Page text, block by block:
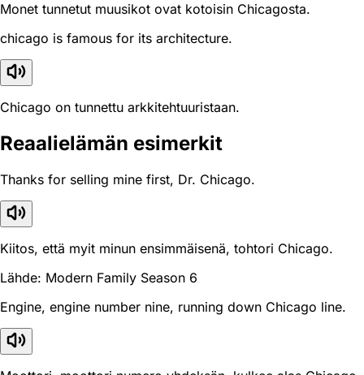
Monet tunnetut muusikot ovat kotoisin Chicagosta.
chicago is famous for its architecture.
Chicago on tunnettu arkkitehtuuristaan.
Reaali­elämän esimerkit
Thanks for selling mine first, Dr. Chicago.
Kiitos, että myit minun ensimmäisenä, tohtori Chicago.
Lähde: Modern Family Season 6
Engine, engine number nine, running down Chicago line.